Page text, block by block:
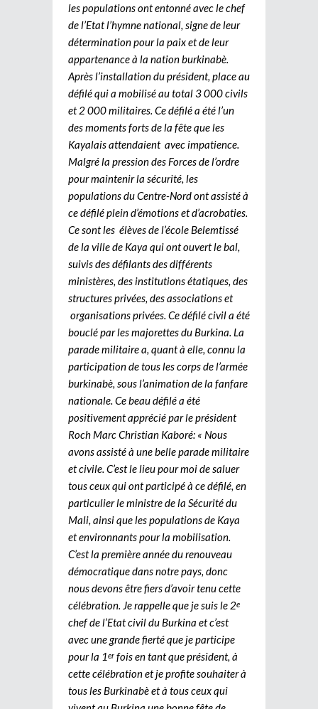
les populations ont entonné avec le chef
de l’Etat l’hymne national, signe de leur
détermination pour la paix et de leur
appartenance à la nation burkinabè.
Après l’installation du président, place au
défilé qui a mobilisé au total 3 000 civils
et 2 000 militaires. Ce défilé a été l’un
des moments forts de la fête que les
Kayalais attendaient avec impatience.
Malgré la pression des Forces de l’ordre
pour maintenir la sécurité, les
populations du Centre-Nord ont assisté à
ce défilé plein d’émotions et d’acrobaties.
Ce sont les élèves de l’école Belemtissé
de la ville de Kaya qui ont ouvert le bal,
suivis des défilants des différents
ministères, des institutions étatiques, des
structures privées, des associations et
organisations privées. Ce défilé civil a été
bouclé par les majorettes du Burkina. La
parade militaire a, quant à elle, connu la
participation de tous les corps de l’armée
burkinabè, sous l’animation de la fanfare
nationale. Ce beau défilé a été
positivement apprécié par le président
Roch Marc Christian Kaboré: « Nous
avons assisté à une belle parade militaire
et civile. C’est le lieu pour moi de saluer
tous ceux qui ont participé à ce défilé, en
particulier le ministre de la Sécurité du
Mali, ainsi que les populations de Kaya
et environnants pour la mobilisation.
C’est la première année du renouveau
démocratique dans notre pays, donc
nous devons être fiers d’avoir tenu cette
célébration. Je rappelle que je suis le 2e
chef de l’Etat civil du Burkina et c’est
avec une grande fierté que je participe
pour la 1er fois en tant que président, à
cette célébration et je profite souhaiter à
tous les Burkinabè et à tous ceux qui